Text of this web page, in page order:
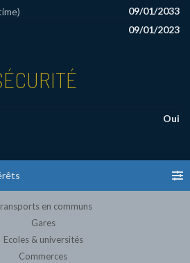
09/01/2033
09/01/2023
Oui
en communs
Gares
Ecoles & universités
Commerces